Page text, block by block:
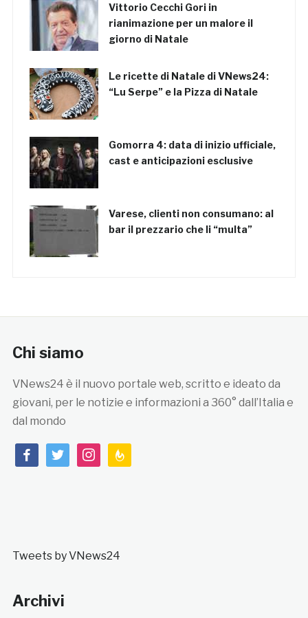
Vittorio Cecchi Gori in
rianimazione per un malore il
giorno di Natale
Le ricette di Natale di VNews24:
“Lu Serpe” e la Pizza di Natale
Gomorra 4: data di inizio ufficiale,
cast e anticipazioni esclusive
Varese, clienti non consumano: al
bar il prezzario che li “multa”
Chi siamo
VNews24 è il nuovo portale web, scritto e ideato da
giovani, per le notizie e informazioni a 360° dall’Italia e
dal mondo
facebooktwitterinstagramfeedburner
Tweets by VNews24
Archivi